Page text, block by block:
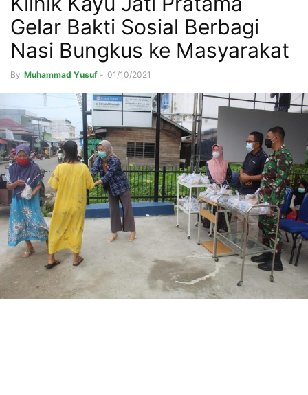
Gelar Bakti Sosial Berbagi
Nasi Bungkus ke Masyarakat
By Muhammad Yusuf - 01/10/2021